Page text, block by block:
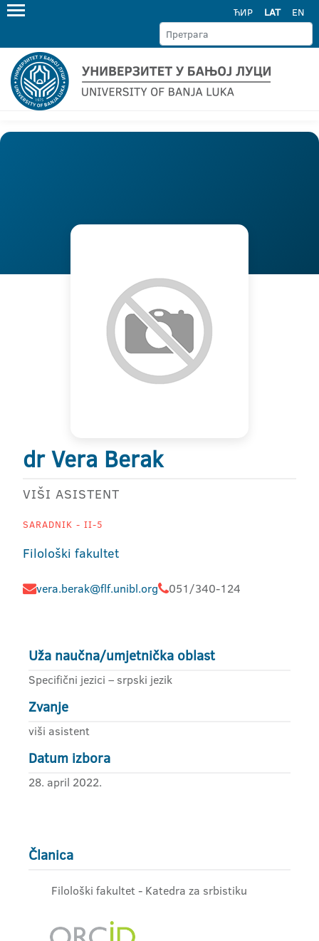
ЋИР LAT EN
dr Vera Berak
VIŠI ASISTENT
SARADNIK - II-5
Filološki fakultet
vera.berak@flf.unibl.org 051/340-124
Uža naučna/umjetnička oblast
Specifični jezici – srpski jezik
Zvanje
viši asistent
Datum izbora
28. april 2022.
Članica
Filološki fakultet - Katedra za srbistiku